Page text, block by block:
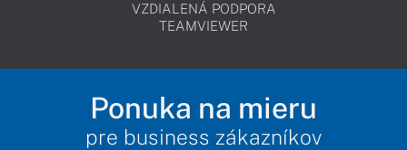
VZDIALENÁ PODPORA
TEAMVIEWER
Ponuka na mieru
pre business zákazníkov